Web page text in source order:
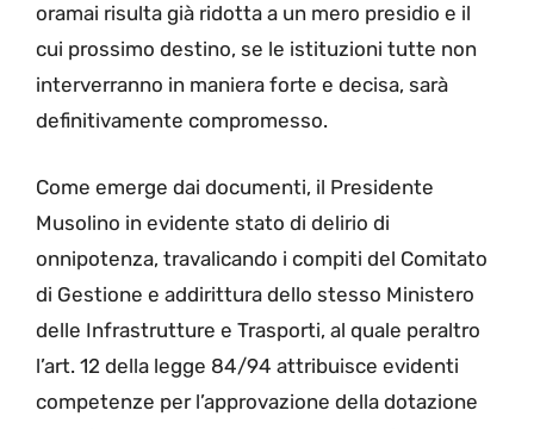
oramai risulta già ridotta a un mero presidio e il
cui prossimo destino, se le istituzioni tutte non
interverranno in maniera forte e decisa, sarà
definitivamente compromesso.
Come emerge dai documenti, il Presidente
Musolino in evidente stato di delirio di
onnipotenza, travalicando i compiti del Comitato
di Gestione e addirittura dello stesso Ministero
delle Infrastrutture e Trasporti, al quale peraltro
l’art. 12 della legge 84/94 attribuisce evidenti
competenze per l’approvazione della dotazione